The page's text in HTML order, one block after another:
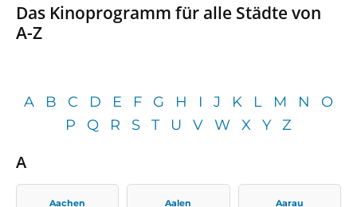
Das Kinoprogramm für alle Städte von
A-Z
A B C D E F G H I J K L M N
O
P
Q R S T U V W X Y Z
A
Aachen Aalen Aarau